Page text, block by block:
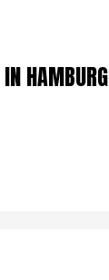
HAMBURG